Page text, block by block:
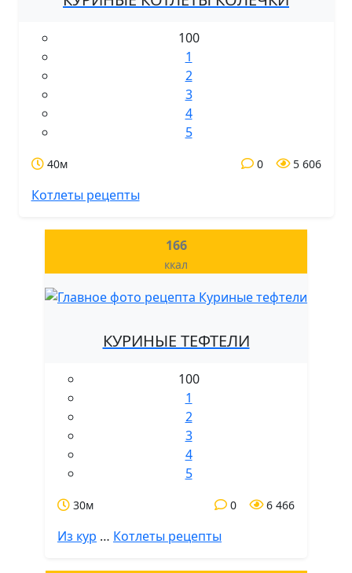
100
1
2
3
4
5
40м 5 606
0
Котлеты рецепты
166
ккал
КУРИНЫЕ ТЕФТЕЛИ
100
1
2
3
4
5
30м 6 466
0
Из кур … Котлеты рецепты